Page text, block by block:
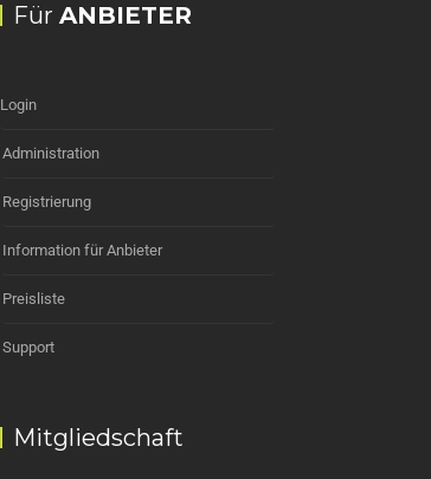
Für ANBIETER
Login
Administration
Registrierung
Information für Anbieter
Preisliste
Support
Mitgliedschaft